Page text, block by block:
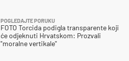
POGLEDAJTE PORUKU
FOTO Torcida podigla transparente koji
će odjeknuti Hrvatskom: Prozvali
"moralne vertikale"